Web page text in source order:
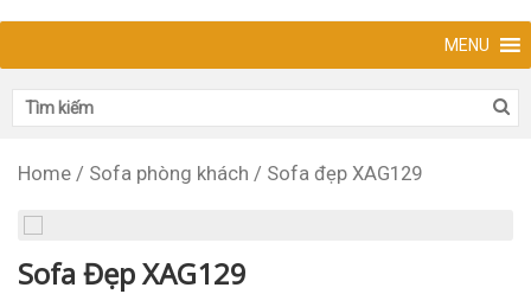
MENU
Home / Sofa phòng khách / Sofa đẹp XAG129
Sofa Đẹp XAG129